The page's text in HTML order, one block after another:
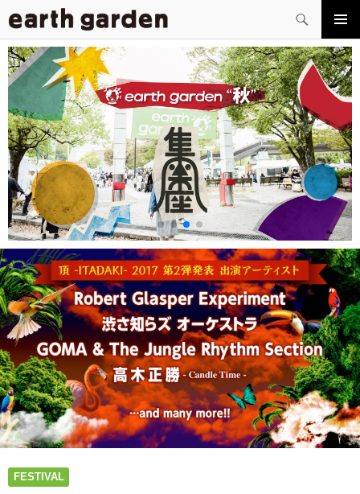
索
メイン
メニュ
ー
コ
ン
テ
ン
へ
ス
キ
ッ
プ
FESTIVAL